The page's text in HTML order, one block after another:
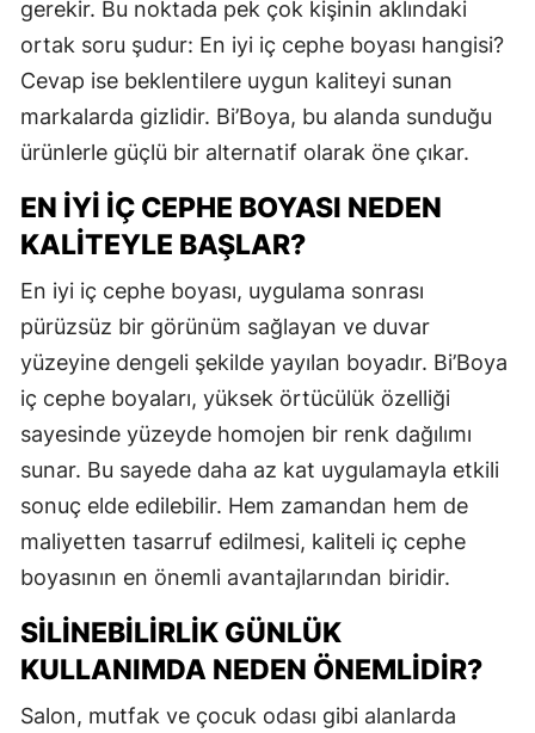
gerekir. Bu noktada pek çok kişinin aklındaki
ortak soru şudur: En iyi iç cephe boyası hangisi?
Cevap ise beklentilere uygun kaliteyi sunan
markalarda gizlidir. Bi’Boya, bu alanda sunduğu
ürünlerle güçlü bir alternatif olarak öne çıkar.
EN İYI İÇ CEPHE BOYASI NEDEN
KALITEYLE BAŞLAR?
En iyi iç cephe boyası, uygulama sonrası
pürüzsüz bir görünüm sağlayan ve duvar
yüzeyine dengeli şekilde yayılan boyadır. Bi’Boya
iç cephe boyaları, yüksek örtücülük özelliği
sayesinde yüzeyde homojen bir renk dağılımı
sunar. Bu sayede daha az kat uygulamayla etkili
sonuç elde edilebilir. Hem zamandan hem de
maliyetten tasarruf edilmesi, kaliteli iç cephe
boyasının en önemli avantajlarından biridir.
SILINEBILIRLIK GÜNLÜK
KULLANIMDA NEDEN ÖNEMLIDIR?
Salon, mutfak ve çocuk odası gibi alanlarda